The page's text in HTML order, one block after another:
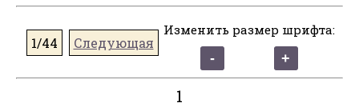
1/44 Следующая
Изменить размер шрифта:
1